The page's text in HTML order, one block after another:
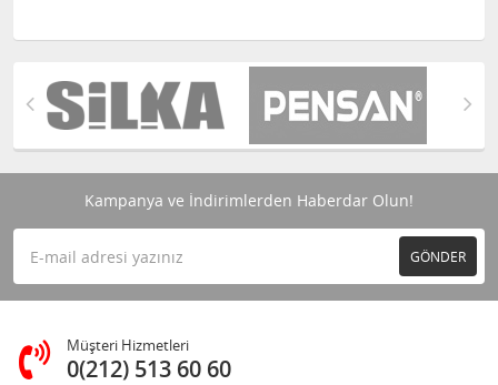
Kampanya ve İndirimlerden Haberdar Olun!
GÖNDER
Müşteri Hizmetleri
0(212) 513 60 60